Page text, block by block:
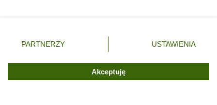
Carrefour szaleje z promocjami. Tak taniej kawy
zmienić/wycofać klikając przycisk ustawień prywatności
znajdujący się w lewym dolnym rogu strony. Niektóre
użytkownika, ale masz prawo sprzeciwić się takiemu
przetwarzaniu. Preferencje będą miały zastosowania tylko
PARTNERZY USTAWIENIA
Akceptuję